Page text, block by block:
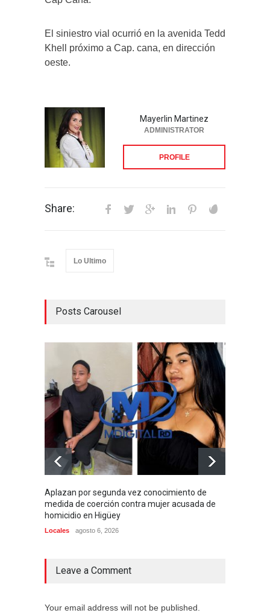
El siniestro vial ocurrió en la avenida Tedd
Khell próximo a Cap. cana, en dirección
oeste.
Mayerlin Martinez
ADMINISTRATOR
PROFILE
Share:
Lo Ultimo
Posts Carousel
Aplazan por segunda vez conocimiento de
medida de coerción contra mujer acusada de
homicidio en Higüey
Locales agosto 6, 2026
Leave a Comment
Your email address will not be published.